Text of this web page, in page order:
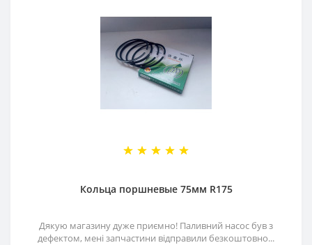
Кольца поршневые 75мм R175
Дякую магазину дуже приємно! Паливний насос був з
дефектом, мені запчастини відправили безкоштовно...